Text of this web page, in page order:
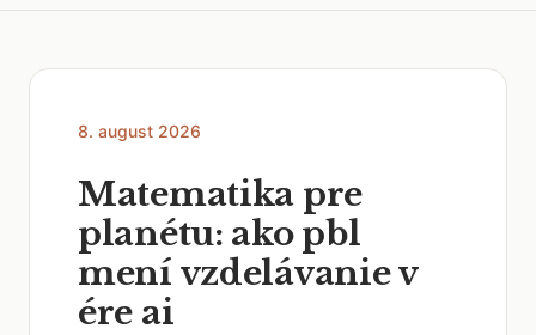
8. august 2026
Matematika pre
planétu: ako pbl
mení vzdelávanie v
ére ai